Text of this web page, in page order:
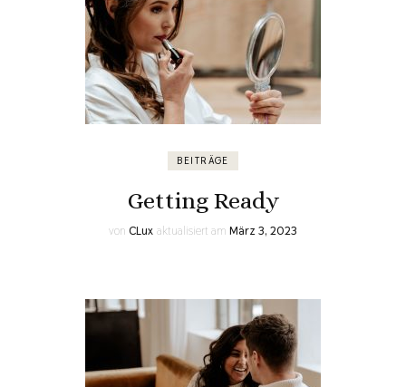
BEITRÄGE
Getting Ready
von CLux aktualisiert am März 3, 2023